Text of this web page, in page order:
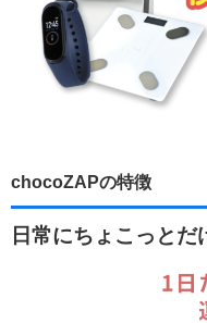
chocoZAPの特徴
日常にちょこっと